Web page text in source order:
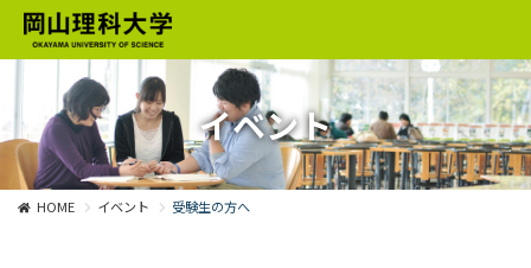
イベント
HOME イベント 受験生の方へ